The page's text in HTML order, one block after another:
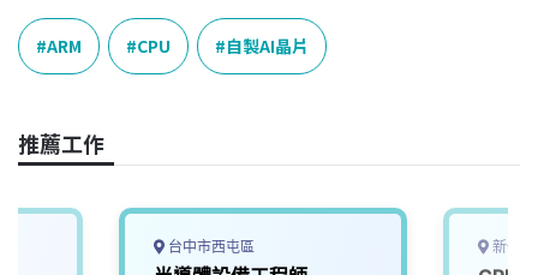
c
e
b
o
k
e
r
e
a
n
k
e
n
p
y
L
k
ARM CPU 自製AI晶片
推薦工作
台中市西屯區 新竹